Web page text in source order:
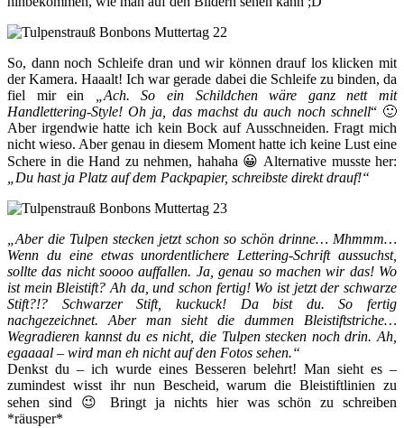
So, dann noch Schleife dran und wir können drauf los klicken mit
der Kamera. Haaalt! Ich war gerade dabei die Schleife zu binden, da
fiel mir ein
„Ach. So ein Schildchen wäre ganz nett mit
Handlettering-Style! Oh ja, das machst du auch noch schnell“ 🙂
Aber irgendwie hatte ich kein Bock auf Ausschneiden. Fragt mich
nicht wieso. Aber genau in diesem Moment hatte ich keine Lust eine
Schere in die Hand zu nehmen, hahaha 😀 Alternative musste her:
„Du hast ja Platz auf dem Packpapier, schreibste direkt drauf!“
„Aber die Tulpen stecken jetzt schon so schön drinne… Mhmmm…
Wenn du eine etwas unordentlichere Lettering-Schrift aussuchst,
sollte das nicht soooo auffallen. Ja, genau so machen wir das! Wo
ist mein Bleistift? Ah da, und schon fertig! Wo ist jetzt der schwarze
Stift?!? Schwarzer Stift, kuckuck! Da bist du. So fertig
nachgezeichnet. Aber man sieht die dummen Bleistiftstriche…
Wegradieren kannst du es nicht, die Tulpen stecken noch drin. Ah,
egaaaal – wird man eh nicht auf den Fotos sehen.“
Denkst du – ich wurde eines Besseren belehrt! Man sieht es –
zumindest wisst ihr nun Bescheid, warum die Bleistiftlinien zu
sehen sind 😉 Bringt ja nichts hier was schön zu schreiben
*räusper*